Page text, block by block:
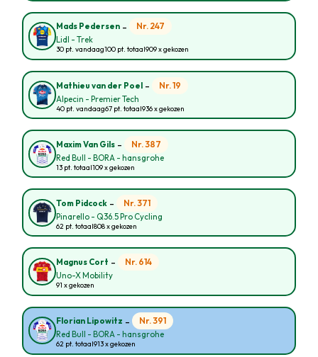
Mads Pedersen - Nr. 247
Lidl - Trek
30 pt. vandaag100 pt. totaal909 x gekozen
Mathieu van der Poel - Nr. 19
Alpecin - Premier Tech
40 pt. vandaag67 pt. totaal936 x gekozen
Maxim Van Gils - Nr. 387
Red Bull - BORA - hansgrohe
13 pt. totaal109 x gekozen
Tom Pidcock - Nr. 371
Pinarello - Q36.5 Pro Cycling
62 pt. totaal808 x gekozen
Magnus Cort - Nr. 614
Uno-X Mobility
91 x gekozen
Florian Lipowitz - Nr. 391
Red Bull - BORA - hansgrohe
62 pt. totaal913 x gekozen